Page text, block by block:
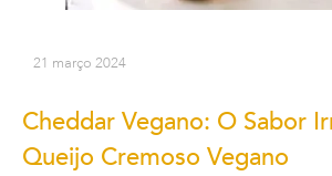
21 março 2024
Cheddar Vegano: O Sabor
Queijo Cremoso Vegano